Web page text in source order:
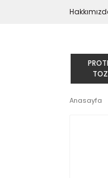
Anasayfa